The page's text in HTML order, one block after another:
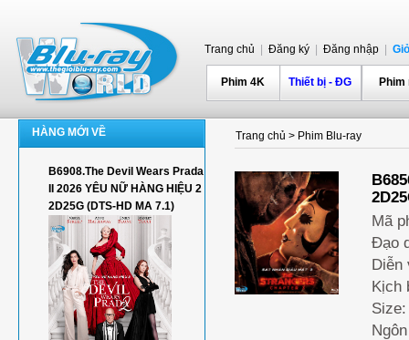
Trang chủ Đăng ký Đăng nhập
Phim 4K Thiết bị - ĐG
HÀNG MỚI VỀ
B6908.The Devil Wears Prada
II 2026 YÊU NỮ HÀNG HIỆU 2
2D25G (DTS-HD MA 7.1)
Trang chủ > Phim Blu-ray
Mã
Đạo
Diễn
Kịch